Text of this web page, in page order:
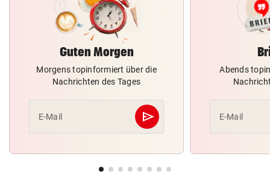
Guten Morgen
Morgens topinformiert über die
Nachrichten des Tages
E-Mail send
Abschicken
Abends
E-Mail